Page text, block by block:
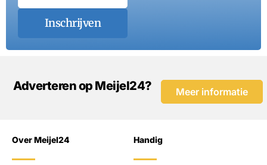
Inschrijven
Adverteren op Meijel24? Meer informatie
Over Meijel24 Handig